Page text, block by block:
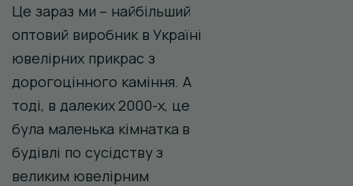
Це зараз ми – найбільший
оптовий виробник в Україні
ювелірних прикрас з
дорогоцінного каміння. А
тоді, в далеких 2000-х, це
була маленька кімнатка в
будівлі по сусідству з
великим ювелірним